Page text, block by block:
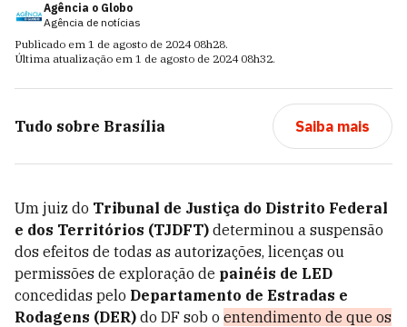
Agência o Globo
Agência de notícias
Publicado em 1 de agosto de 2024 08h28.
Última atualização em 1 de agosto de 2024 08h32.
Tudo sobre Brasília Saiba mais
Um juiz do Tribunal de Justiça do Distrito Federal
e dos Territórios (TJDFT) determinou a suspensão
dos efeitos de todas as autorizações, licenças ou
permissões de exploração de painéis de LED
concedidas pelo Departamento de Estradas e
Rodagens (DER) do DF sob o entendimento de que os